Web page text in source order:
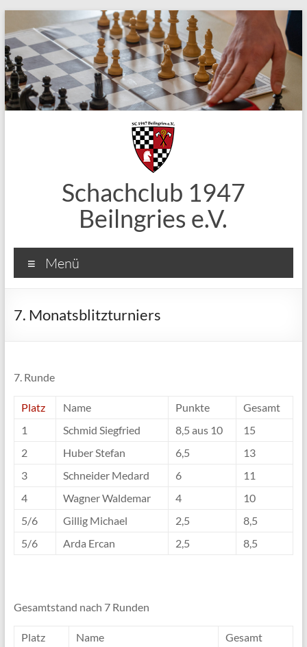
Inhalt
springen
Schachclub 1947
Beilngries e.V.
Menü
7. Monatsblitzturniers
7. Runde
Platz Name Punkte
Gesamt
1
Schmid Siegfried 8,5 aus 10
15
2
Huber Stefan 6,5
13
3
Schneider Medard 6
11
4
Wagner Waldemar 4
10
5/6
Gillig Michael 2,5
8,5
5/6
Arda Ercan 2,5 8,5
Gesamtstand nach 7 Runden
Platz Name
Gesamt